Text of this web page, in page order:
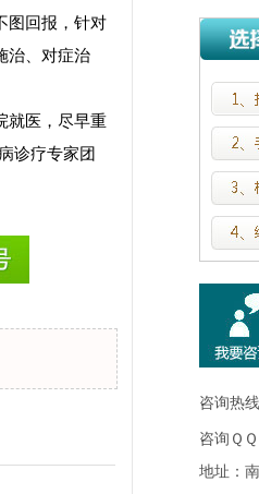
图回报，针对
治、对症治
就医，尽早重
诊疗专家团
咨询热线
咨询ＱＱ
地址：